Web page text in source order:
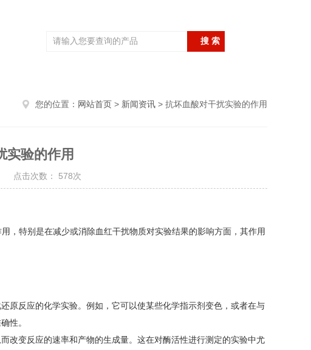
您的位置： 网站首页 > 新闻资讯 > 抗坏血酸对干扰实验的作用
实验的作用
点击次数： 578次
，特别是在减少或消除血红干扰物质对实验结果的影响方面，其作用
原反应的化学实验。例如，它可以使某些化学指示剂变色，或者在与
性。
改变反应的速率和产物的生成量。这在对酶活性进行测定的实验中尤